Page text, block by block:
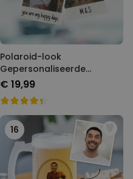
Polaroid-look
Gepersonaliseerde
Geurhanger set van 2
€ 19,99
16